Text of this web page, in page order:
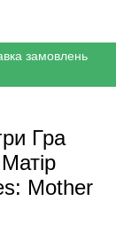
замовлень
Гра
Mother